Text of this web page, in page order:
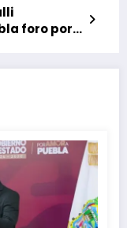
foro por